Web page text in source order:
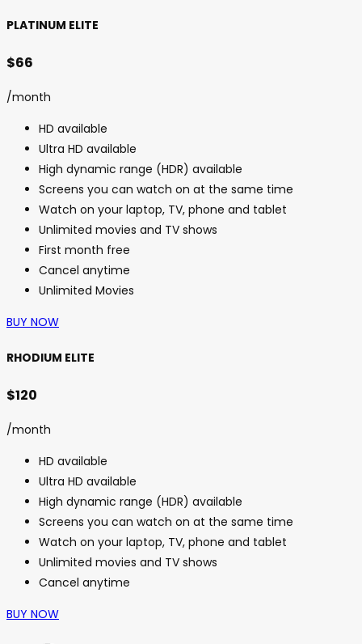
PLATINUM ELITE
$66
/month
HD available
Ultra HD available
High dynamic range (HDR) available
Screens you can watch on at the same time
Watch on your laptop, TV, phone and tablet
Unlimited movies and TV shows
First month free
Cancel anytime
Unlimited Movies
BUY NOW
RHODIUM ELITE
$120
/month
HD available
Ultra HD available
High dynamic range (HDR) available
Screens you can watch on at the same time
Watch on your laptop, TV, phone and tablet
Unlimited movies and TV shows
Cancel anytime
BUY NOW